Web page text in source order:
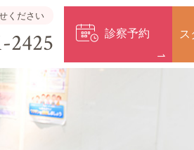
ください
2425 診察予約 ス